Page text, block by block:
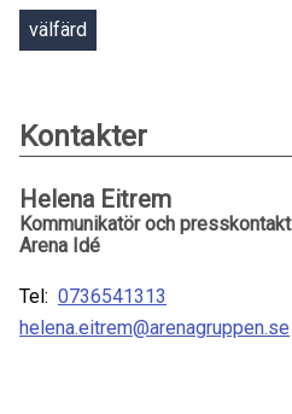
välfärd
Kontakter
Helena Eitrem
Kommunikatör och presskontakt
Arena Idé
Tel: 0736541313
helena.eitrem@arenagruppen.se